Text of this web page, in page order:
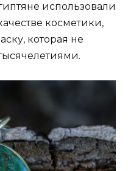
использовали
косметики,
которая не